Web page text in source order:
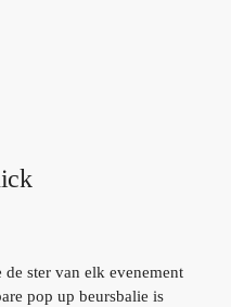
ster van elk evenement
pop up beursbalie is